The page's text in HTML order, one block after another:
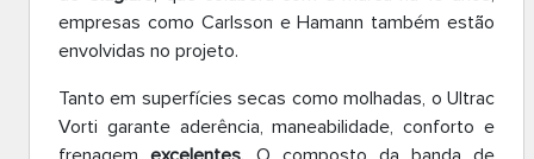
empresas como Carlsson e Hamann também estão
envolvidas no projeto.
Tanto em superfícies secas como molhadas, o Ultrac
Vorti garante aderência, maneabilidade, conforto e